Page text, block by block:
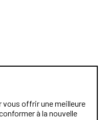
offrir une meilleure
à la nouvelle